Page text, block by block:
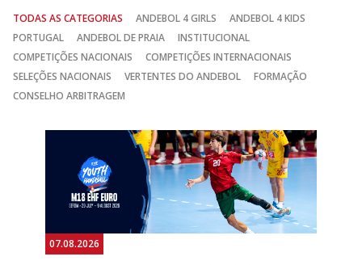
TODAS AS CATEGORIAS ANDEBOL 4 GIRLS
ANDEBOL 4 KIDS
PORTUGAL
ANDEBOL DE PRAIA
INSTITUCIONAL
COMPETIÇÕES NACIONAIS
COMPETIÇÕES INTERNACIONAIS
SELEÇÕES NACIONAIS
VERTENTES DO ANDEBOL
FORMAÇÃO
CONSELHO ARBITRAGEM
07.08.2026